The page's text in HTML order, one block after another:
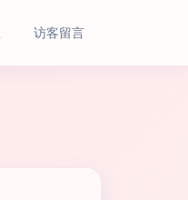
访客留言